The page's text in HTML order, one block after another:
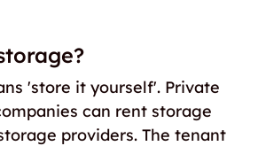
'store it yourself'. Private
can rent storage
providers. The tenant